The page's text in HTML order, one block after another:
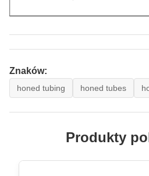
Znaków:
honed tubing honed tubes
Produkty